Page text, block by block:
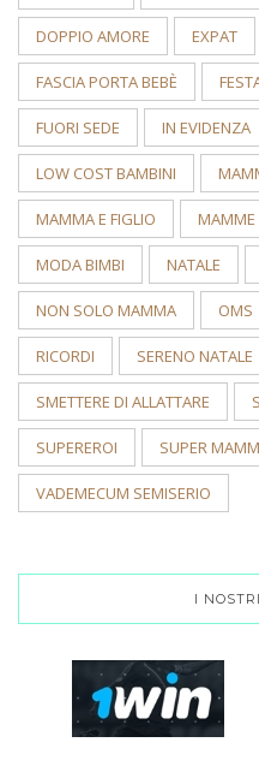
DOPPIO AMORE EXPAT
FASCIA PORTA BEBÈ
FUORI SEDE IN EVIDENZA
LOW COST BAMBINI
MAMMA E FIGLIO MAMME
MODA BIMBI NATALE
NON SOLO MAMMA OMS
RICORDI SERENO NATALE
SMETTERE DI ALLATTARE
SUPEREROI SUPER
VADEMECUM SEMISERIO
I